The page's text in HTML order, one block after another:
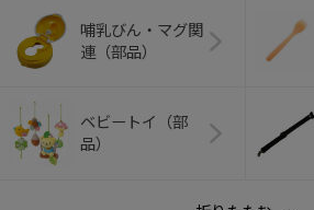
哺乳びん・マグ関
連（部品）
ベビートイ（部
品）